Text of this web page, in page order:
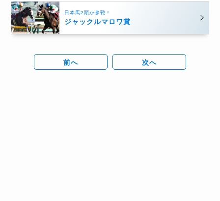
日本馬2頭が参戦！
ジャックルマロワ賞
前へ 次へ